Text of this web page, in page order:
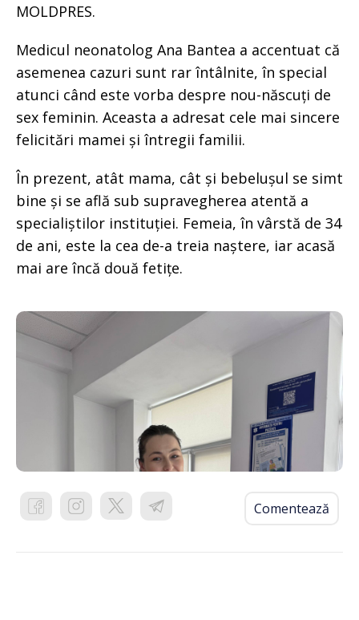
MOLDPRES.
Medicul neonatolog Ana Bantea a accentuat că
asemenea cazuri sunt rar întâlnite, în special
atunci când este vorba despre nou-născuți de
sex feminin. Aceasta a adresat cele mai sincere
felicitări mamei și întregii familii.
În prezent, atât mama, cât și bebelușul se simt
bine și se află sub supravegherea atentă a
specialiștilor instituției. Femeia, în vârstă de 34
de ani, este la cea de-a treia naștere, iar acasă
mai are încă două fetițe.
Comentează